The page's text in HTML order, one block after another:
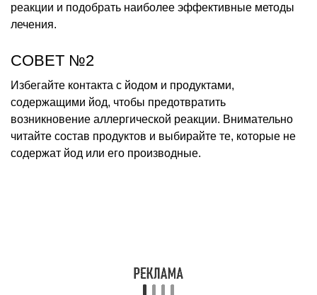
реакции и подобрать наиболее эффективные методы
лечения.
СОВЕТ №2
Избегайте контакта с йодом и продуктами,
содержащими йод, чтобы предотвратить
возникновение аллергической реакции. Внимательно
читайте состав продуктов и выбирайте те, которые не
содержат йод или его производные.